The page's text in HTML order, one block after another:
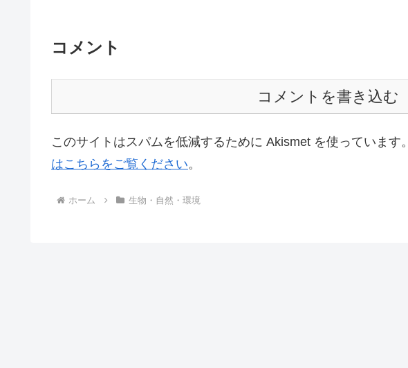
コメント
コメントを書き込む
このサイトはスパムを低減するために Akismet を使っています。
はこちらをご覧ください。
ホーム 生物・自然・環境